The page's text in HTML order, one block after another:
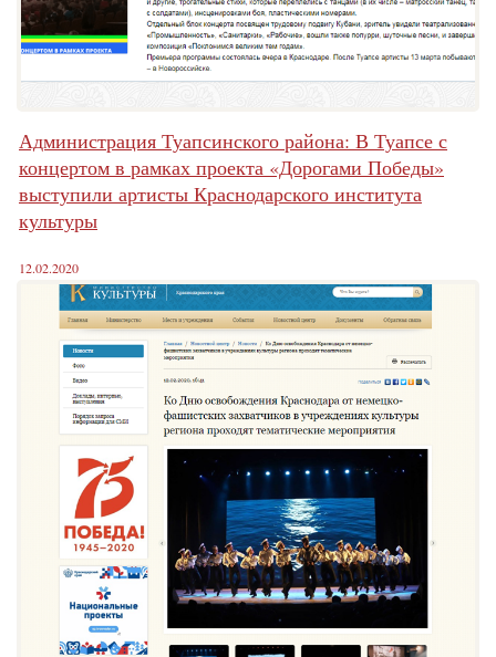
Администрация Туапсинского района: В Туапсе с
концертом в рамках проекта «Дорогами Победы»
выступили артисты Краснодарского института
культуры
12.02.2020